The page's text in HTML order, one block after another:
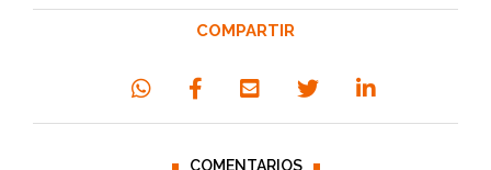
COMPARTIR
COMENTARIOS